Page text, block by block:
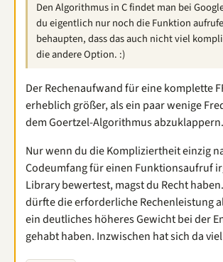
Den Algorithmus in C findet man bei
du eigentlich nur noch die Funktion
behaupten, dass das auch nicht viel
die andere Option. :)
Der Rechenaufwand für eine komplette
erheblich größer, als ein paar wenige
dem Goertzel-Algorithmus abzuklappern.
Nur wenn du die Kompliziertheit einzig
Codeumfang für einen Funktionsaufruf
Library bewertest, magst du Recht
dürfte die erforderliche Rechenleistung
ein deutliches höheres Gewicht bei der
gehabt haben. Inzwischen hat sich da